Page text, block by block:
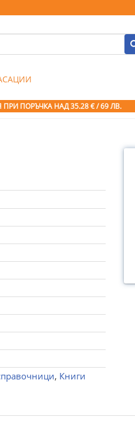
ПРИ ПОРЪЧКА НАД 35.28 € / 69 ЛВ.
, Книги